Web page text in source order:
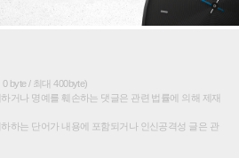
byte / 최대 400byte)
거나 명예를 훼손하는 댓글은 관련 법률에 의해 제재
하는 단어가 내용에 포함되거나 인신공격성 글은 관